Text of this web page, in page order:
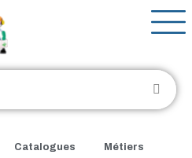
Catalogues Métiers